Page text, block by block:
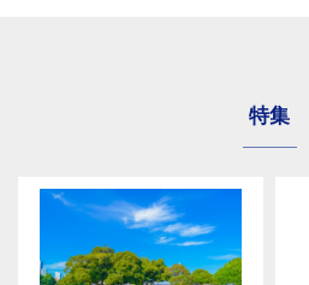
特集